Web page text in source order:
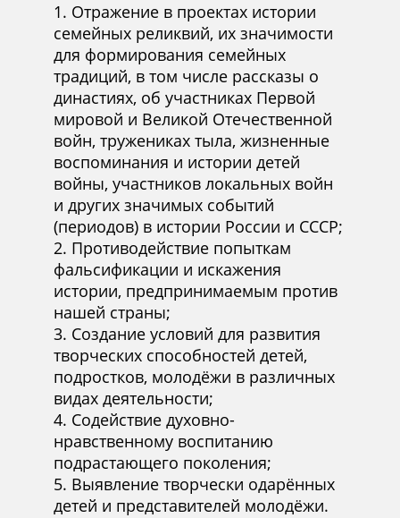
Отражение в проектах истории
семейных реликвий, их значимости
для формирования семейных
традиций, в том числе рассказы о
династиях, об участниках Первой
мировой и Великой Отечественной
войн, тружениках тыла, жизненные
воспоминания и истории детей
войны, участников локальных войн
и других значимых событий
(периодов) в истории России и СССР;
Противодействие попыткам
фальсификации и искажения
истории, предпринимаемым против
нашей страны;
Создание условий для развития
творческих способностей детей,
подростков, молодёжи в различных
видах деятельности;
Содействие духовно-
нравственному воспитанию
подрастающего поколения;
Выявление творчески одарённых
детей и представителей молодёжи.